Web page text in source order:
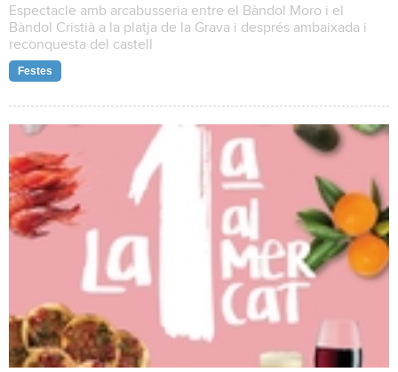
Espectacle amb arcabusseria entre el Bàndol Moro i el
Bàndol Cristià a la platja de la Grava i després ambaixada i
reconquesta del castell
Festes